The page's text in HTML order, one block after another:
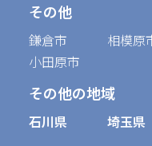
その他
鎌倉市 相模原
小田原市
その他の地域
石川県 埼玉県